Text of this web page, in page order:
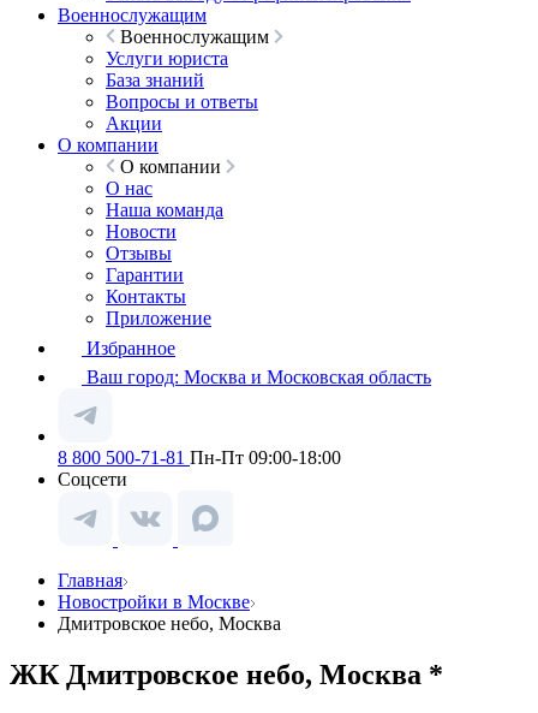
Военнослужащим
Военнослужащим
Услуги юриста
База знаний
Вопросы и ответы
Акции
О компании
О компании
О нас
Наша команда
Новости
Отзывы
Гарантии
Контакты
Приложение
Избранное
Ваш город: Москва и Московская область
8 800 500-71-81 Пн-Пт 09:00-18:00
Соцсети
Главная
Новостройки в Москве
Дмитровское небо, Москва
ЖК Дмитровское небо, Москва *